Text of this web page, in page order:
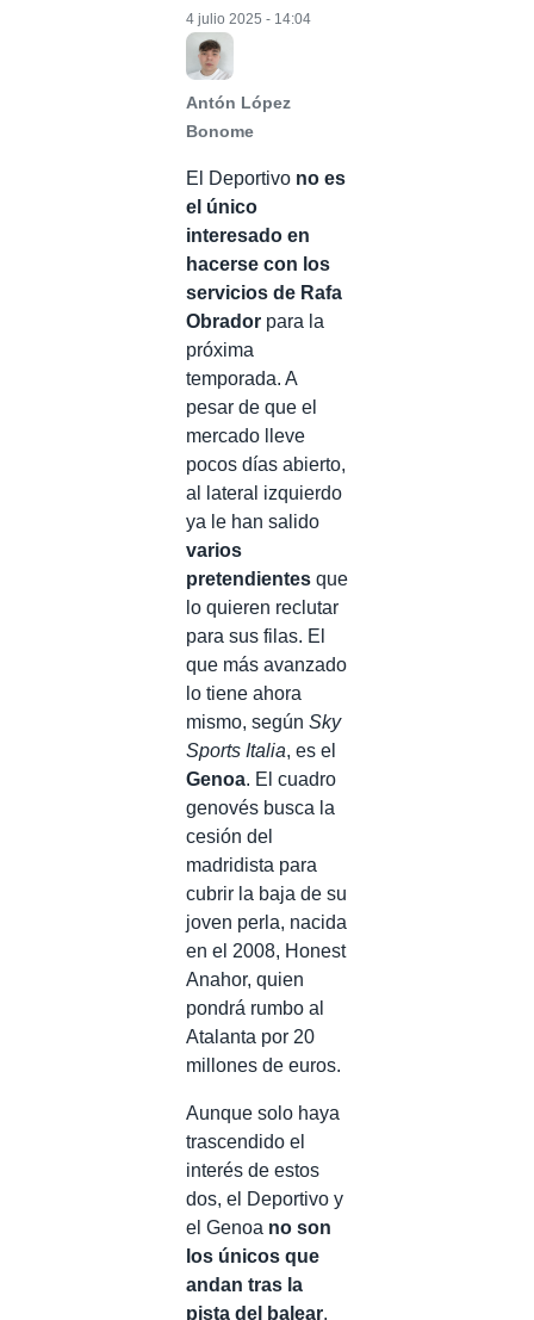
Antón López
Bonome
4 julio 2025 - 14:04
El Deportivo no es
el único
interesado en
hacerse con los
servicios de Rafa
Obrador para la
próxima
temporada. A
pesar de que el
mercado lleve
pocos días abierto,
al lateral izquierdo
ya le han salido
varios
pretendientes que
lo quieren reclutar
para sus filas. El
que más avanzado
lo tiene ahora
mismo, según Sky
Sports Italia, es el
Genoa. El cuadro
genovés busca la
cesión del
madridista para
cubrir la baja de su
joven perla, nacida
en el 2008, Honest
Anahor, quien
pondrá rumbo al
Atalanta por 20
millones de euros.
Aunque solo haya
trascendido el
interés de estos
dos, el Deportivo y
el Genoa no son
los únicos que
andan tras la
pista del balear.